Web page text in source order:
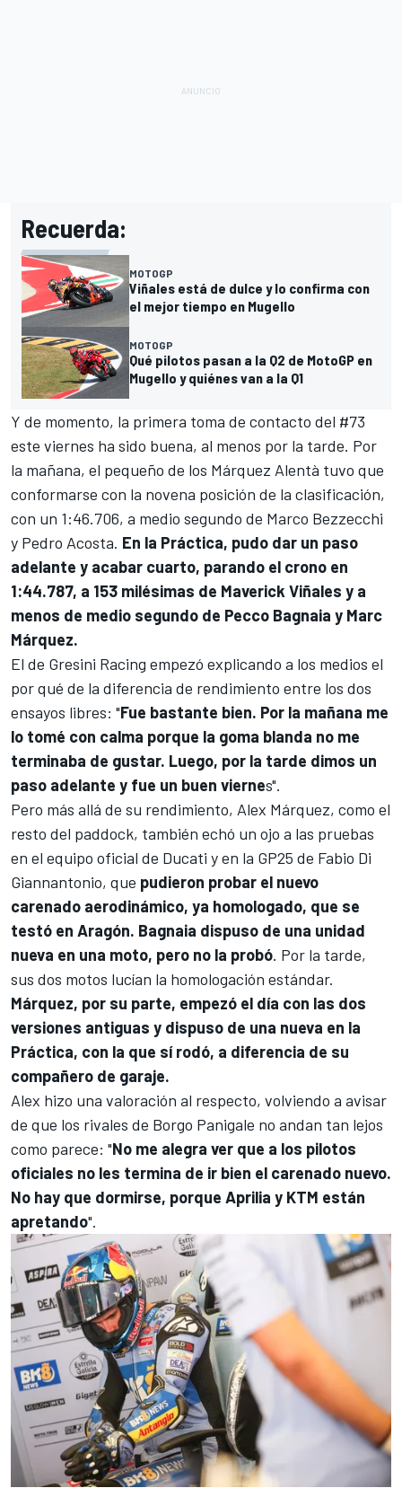
Recuerda:
MOTOGP
Viñales está de dulce y lo confirma con
el mejor tiempo en Mugello
MOTOGP
Qué pilotos pasan a la Q2 de MotoGP en
Mugello y quiénes van a la Q1
Y de momento, la primera toma de contacto del #73
este viernes ha sido buena, al menos por la tarde. Por
la mañana, el pequeño de los Márquez Alentà tuvo que
conformarse con la novena posición de la clasificación,
con un 1:46.706, a medio segundo de Marco Bezzecchi
y Pedro Acosta. En la Práctica, pudo dar un paso
adelante y acabar cuarto, parando el crono en
1:44.787, a 153 milésimas de Maverick Viñales y a
menos de medio segundo de Pecco Bagnaia y Marc
Márquez.
El de Gresini Racing empezó explicando a los medios el
por qué de la diferencia de rendimiento entre los dos
ensayos libres: "Fue bastante bien. Por la mañana me
lo tomé con calma porque la goma blanda no me
terminaba de gustar. Luego, por la tarde dimos un
paso adelante y fue un buen viernes".
Pero más allá de su rendimiento, Alex Márquez, como el
resto del paddock, también echó un ojo a las pruebas
en el equipo oficial de Ducati y en la GP25 de Fabio Di
Giannantonio, que pudieron probar el nuevo
carenado aerodinámico, ya homologado, que se
testó en Aragón. Bagnaia dispuso de una unidad
nueva en una moto, pero no la probó. Por la tarde,
sus dos motos lucían la homologación estándar.
Márquez, por su parte, empezó el día con las dos
versiones antiguas y dispuso de una nueva en la
Práctica, con la que sí rodó, a diferencia de su
compañero de garaje.
Alex hizo una valoración al respecto, volviendo a avisar
de que los rivales de Borgo Panigale no andan tan lejos
como parece: "No me alegra ver que a los pilotos
oficiales no les termina de ir bien el carenado nuevo.
No hay que dormirse, porque Aprilia y KTM están
apretando".